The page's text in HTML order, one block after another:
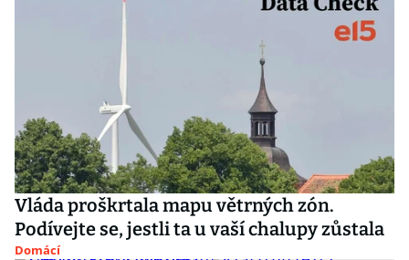
Vláda proškrtala mapu větrných zón.
Podívejte se, jestli ta u vaší chalupy zůstala
Domácí